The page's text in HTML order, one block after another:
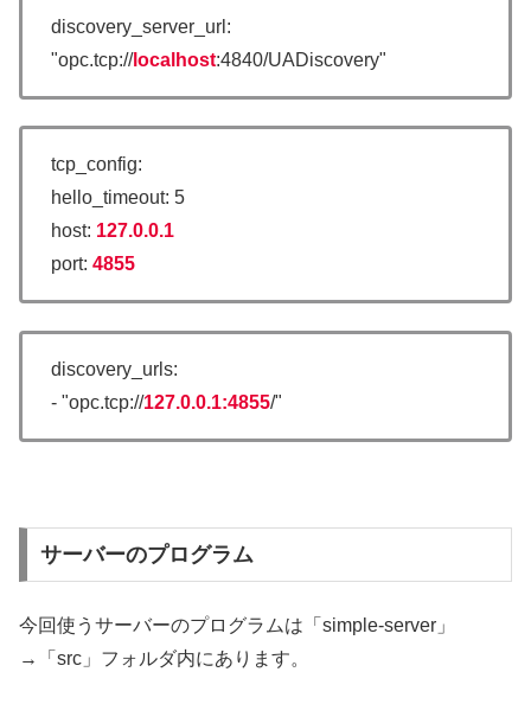
discovery_server_url:
"opc.tcp://localhost:4840/UADiscovery"
tcp_config:
hello_timeout: 5
host: 127.0.0.1
port: 4855
discovery_urls:
- "opc.tcp://127.0.0.1:4855/"
サーバーのプログラム
今回使うサーバーのプログラムは「simple-server」
→「src」フォルダ内にあります。